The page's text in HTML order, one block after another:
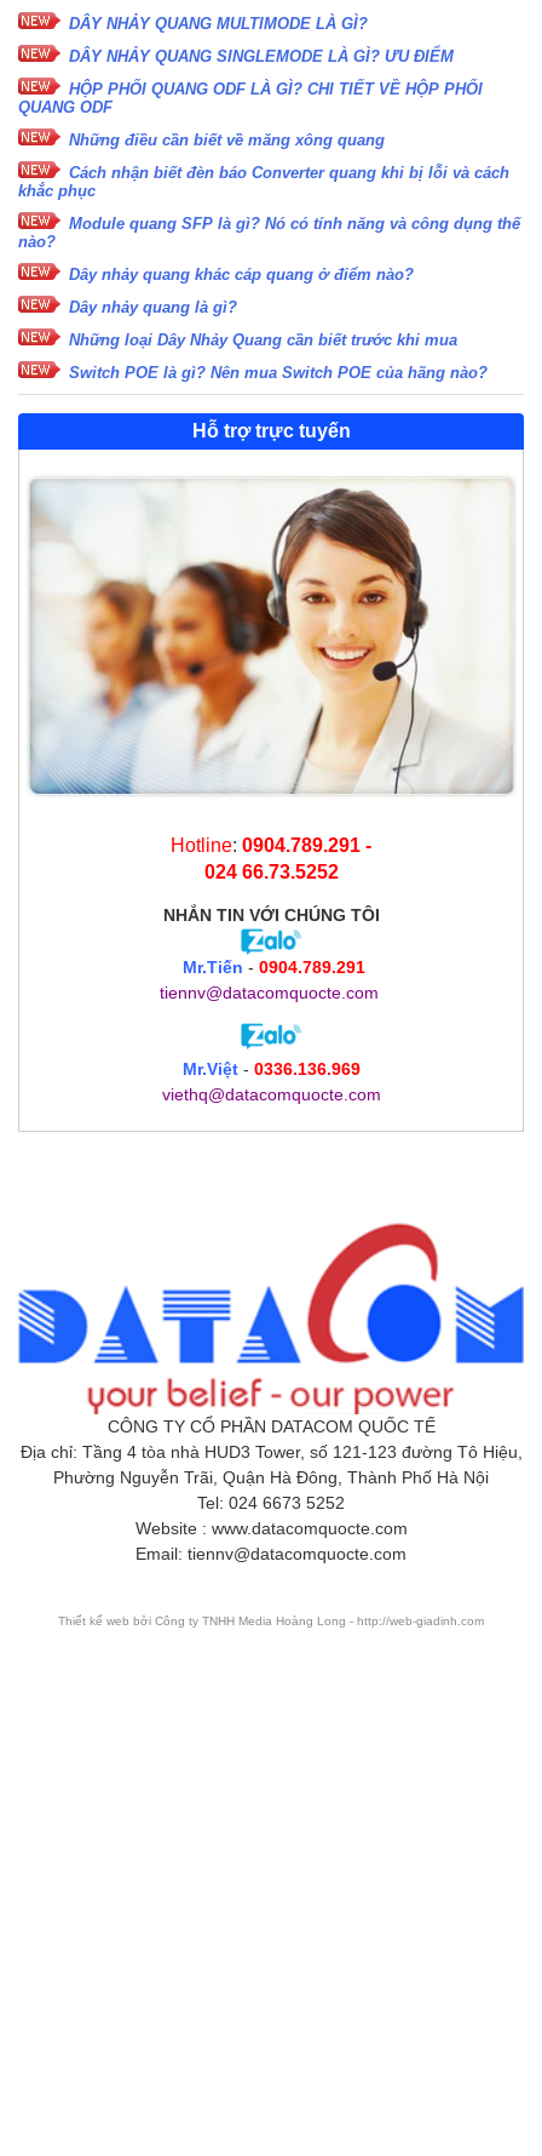
DÂY NHẢY QUANG MULTIMODE LÀ GÌ?
DÂY NHẢY QUANG SINGLEMODE LÀ GÌ? ƯU ĐIỂM
HỘP PHỐI QUANG ODF LÀ GÌ? CHI TIẾT VỀ HỘP PHỐI
QUANG ODF
Những điều cần biết về măng xông quang
Cách nhận biết đèn báo Converter quang khi bị lỗi và cách
khắc phục
Module quang SFP là gì? Nó có tính năng và công dụng thế
nào?
Dây nhảy quang khác cáp quang ở điểm nào?
Dây nhảy quang là gì?
Những loại Dây Nhảy Quang cần biết trước khi mua
Switch POE là gì? Nên mua Switch POE của hãng nào?
Hỗ trợ trực tuyến
Hotline: 0904.789.291 -
024 66.73.5252
NHẮN TIN VỚI CHÚNG TÔI
Mr.Tiến - 0904.789.291
tiennv@datacomquocte.com
Mr.Việt- 0336.136.969
viethq@datacomquocte.com
CÔNG TY CỔ PHẦN DATACOM QUỐC TẾ
Địa chỉ: Tầng 4 tòa nhà HUD3 Tower, số 121-123 đường Tô Hiệu,
Phường Nguyễn Trãi, Quận Hà Đông, Thành Phố Hà Nội
Tel: 024 6673 5252
Website : www.datacomquocte.com
Email: tiennv@datacomquocte.com
Thiết kế web bởi Công ty TNHH Media Hoàng Long - http://web-giadinh.com